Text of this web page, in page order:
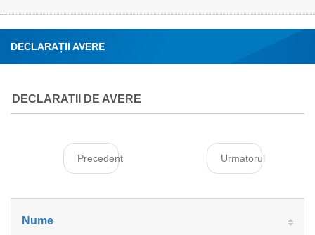
DECLARAȚII AVERE
DECLARATII DE AVERE
Precedent Urmatorul
Nume